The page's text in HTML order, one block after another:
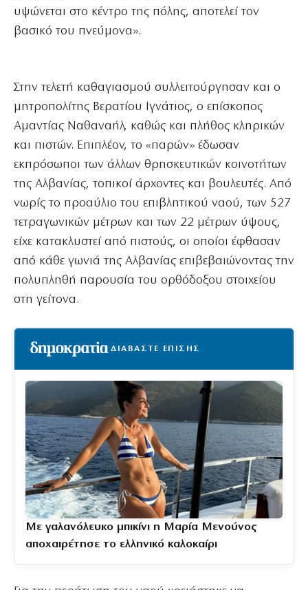
υψώνεται στο κέντρο της πόλης, αποτελεί τον
βασικό του πνεύμονα».
Στην τελετή καθαγιασμού συλλειτούργησαν και ο
μητροπολίτης Βερατίου Ιγνάτιος, ο επίσκοπος
Αμαντίας Ναθαναήλ, καθώς και πλήθος κληρικών
και πιστών. Επιπλέον, το «παρών» έδωσαν
εκπρόσωποι των άλλων θρησκευτικών κοινοτήτων
της Αλβανίας, τοπικοί άρχοντες και βουλευτές. Από
νωρίς το προαύλιο του επιβλητικού ναού, των 527
τετραγωνικών μέτρων και των 22 μέτρων ύψους,
είχε κατακλυστεί από πιστούς, οι οποίοι έφθασαν
από κάθε γωνιά της Αλβανίας επιβεβαιώνοντας την
πολυπληθή παρουσία του ορθόδοξου στοιχείου
στη γείτονα.
ΔΙΑΒΑΣΤΕ ΕΠΙΣΗΣ
Με γαλανόλευκο μπικίνι η Μαρία Μενούνος
αποχαιρέτησε το ελληνικό καλοκαίρι